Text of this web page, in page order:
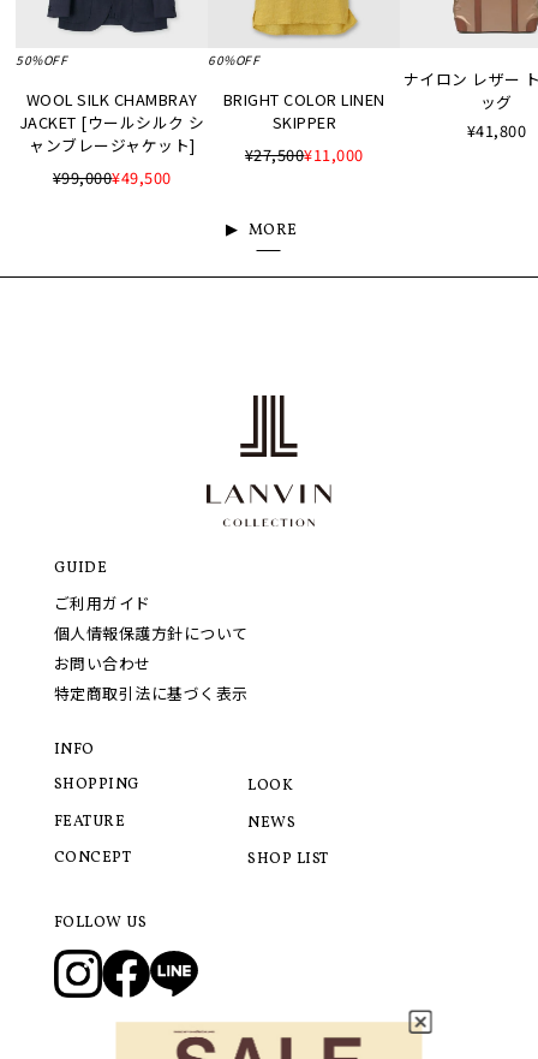
50%OFF
WOOL SILK CHAMBRAY
JACKET [ウールシルク シ
ャンブレージャケット]
¥99,000¥49,500
60%OFF
BRIGHT COLOR LINEN
SKIPPER
¥27,500¥11,000
ナイロン レザー
ッグ
¥41,800
MORE
GUIDE
ご利用ガイド
個人情報保護方針について
お問い合わせ
特定商取引法に基づく表示
INFO
SHOPPING
FEATURE
CONCEPT
LOOK
NEWS
SHOP LIST
FOLLOW US